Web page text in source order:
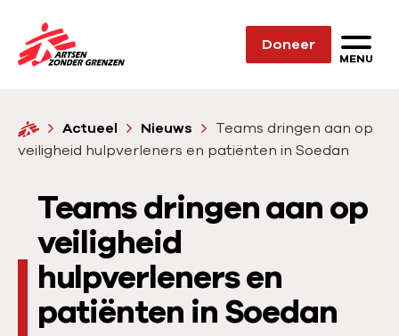
Sla navigatie over
N
r
d
m
Doneer
MENU
H
o
e
Actueel Nieuws
Teams dringen aan op
veiligheid hulpverleners en patiënten in Soedan
Teams dringen aan op
veiligheid
hulpverleners en
patiënten in Soedan